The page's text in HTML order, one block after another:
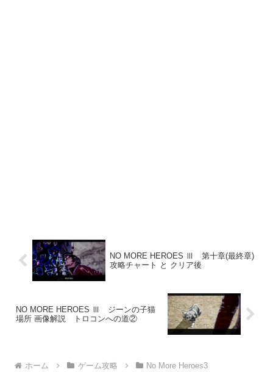
NO MORE HEROES Ⅲ 第十章(最終章)
攻略チャート と クリア後
NO MORE HEROES Ⅲ ジーンの子猫
場所 画像解説 トロコンへの道②
ホーム ゲーム攻略 No More Heroes3